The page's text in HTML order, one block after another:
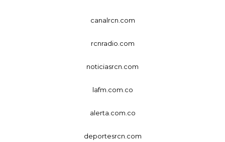
canalrcn.com
rcnradio.com
noticiasrcn.com
lafm.com.co
alerta.com.co
deportesrcn.com